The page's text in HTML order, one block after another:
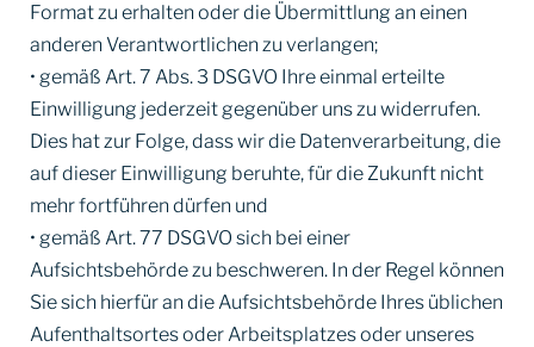
Format zu erhalten oder die Übermittlung an einen
anderen Verantwortlichen zu verlangen;
• gemäß Art. 7 Abs. 3 DSGVO Ihre einmal erteilte
Einwilligung jederzeit gegenüber uns zu widerrufen.
Dies hat zur Folge, dass wir die Datenverarbeitung, die
auf dieser Einwilligung beruhte, für die Zukunft nicht
mehr fortführen dürfen und
• gemäß Art. 77 DSGVO sich bei einer
Aufsichtsbehörde zu beschweren. In der Regel können
Sie sich hierfür an die Aufsichtsbehörde Ihres üblichen
Aufenthaltsortes oder Arbeitsplatzes oder unseres